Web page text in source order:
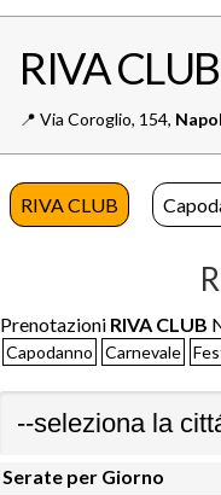
RIVA CLUB
📍️ Via Coroglio, 154,
RIVA CLUB
Prenotazioni RIVA CLUB
Capodanno Carnevale
Serate per Giorno